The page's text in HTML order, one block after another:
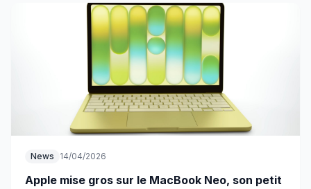
News 14/04/2026
Apple mise gros sur le MacBook Neo, son petit